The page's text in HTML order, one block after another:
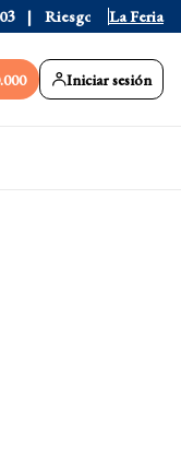
Riesgo País 408
La Feria
Iniciar sesión